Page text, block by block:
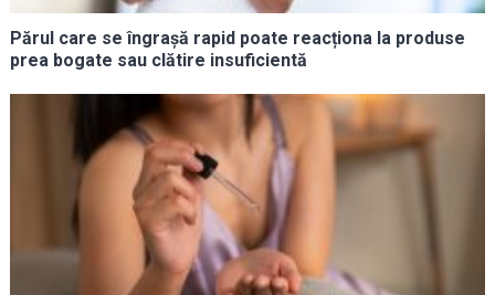
Părul care se îngrașă rapid poate reacționa la produse
prea bogate sau clătire insuficientă